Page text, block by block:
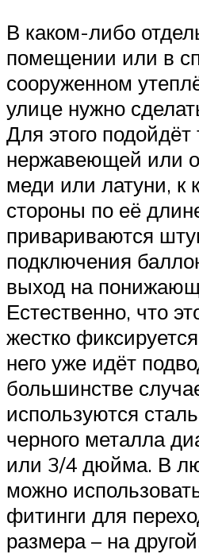
В каком-либо
помещении или в
сооруженном
улице нужно
Для этого подойдёт
нержавеющей или
меди или латуни, к
стороны по её
привариваются
подключения
выход на
Естественно, что
жестко
него уже идёт
большинстве
используются
черного металла
или 3/4 дюйма. В
можно
фитинги для
размера – на